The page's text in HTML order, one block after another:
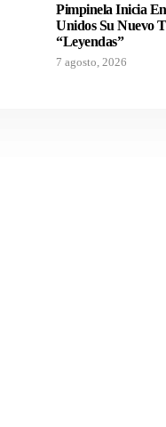
Pimpinela Inicia
Unidos Su Nuevo
“Leyendas”
7 agosto, 2026